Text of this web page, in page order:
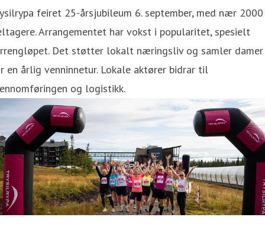
feiret 25-årsjubileum 6. september, med nær 2000
Arrangementet har vokst i popularitet, spesielt
Det støtter lokalt næringsliv og samler damer
en årlig venninnetur. Lokale aktører bidrar til
og logistikk.